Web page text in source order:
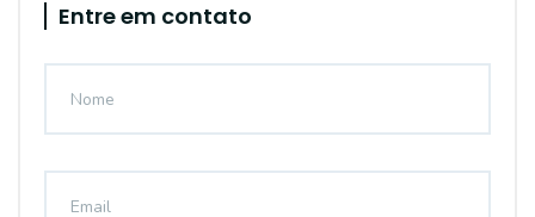
Entre em contato